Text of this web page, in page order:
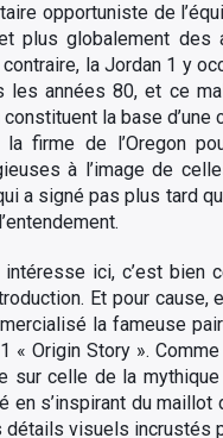
opportuniste de
plus globalement des
la Jordan 1 y
les années 80, et ce
la base
firme de l’Oregon
à l’image de
a signé pas plus tard
ici, c’est bien
Et pour
la fameuse
« Origin Story ».
sur celle de la
en s’inspirant du maillot
détails visuels